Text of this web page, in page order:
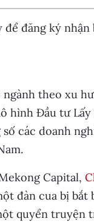
đăng ký
theo xu
hình Đầu tư
các doanh
Capital,
đàn cua bị
quyển truyện